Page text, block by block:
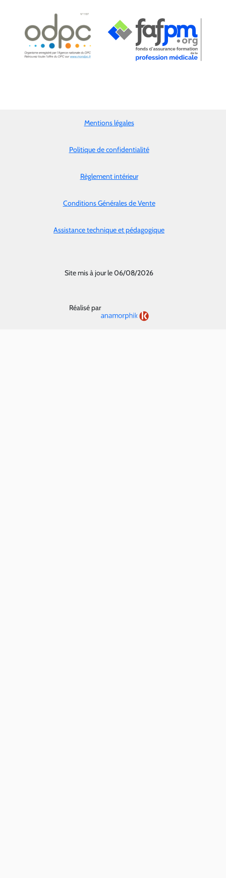
Mentions légales
Politique de confidentialité
Règlement intérieur
Conditions Générales de Vente
Assistance technique et pédagogique
Site mis à jour le 06/08/2026
Réalisé par